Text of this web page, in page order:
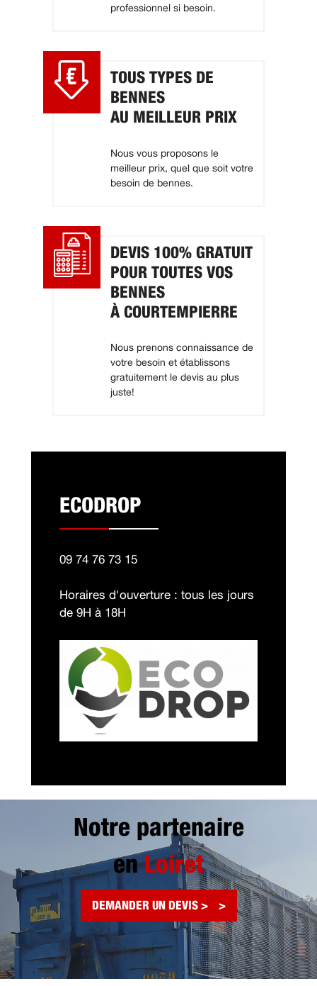
professionnel si besoin.
TOUS TYPES DE
BENNES
AU MEILLEUR PRIX
Nous vous proposons le
meilleur prix, quel que soit votre
besoin de bennes.
DEVIS 100% GRATUIT
POUR TOUTES VOS
BENNES
À COURTEMPIERRE
Nous prenons connaissance de
votre besoin et établissons
gratuitement le devis au plus
juste!
ECODROP
09 74 76 73 15
Horaires d'ouverture : tous les jours
de 9H à 18H
Notre partenaire
enLoiret
DEMANDER UN DEVIS >